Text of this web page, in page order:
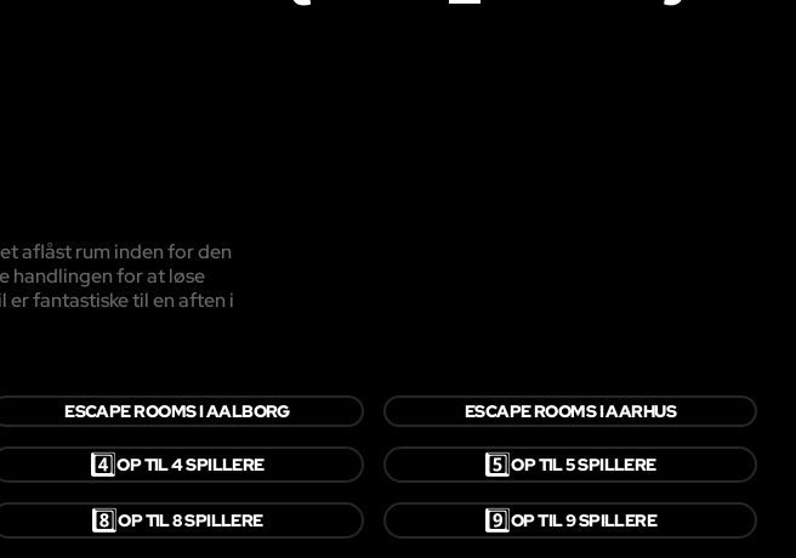
aflåst rum inden for den
handlingen for at løse
fantastiske til en aften i
ESCAPE ROOMS I AALBORG ESCAPE ROOMS I AARHUS
4️⃣OP TIL 4 SPILLERE 5️⃣OP TIL 5 SPILLERE
8️⃣OP TIL 8 SPILLERE 9️⃣OP TIL 9 SPILLERE